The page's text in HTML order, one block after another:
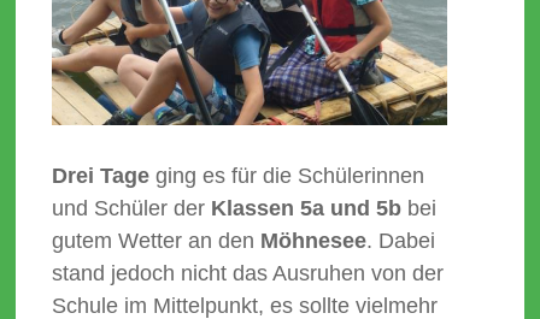
Drei Tageging es für die Schülerinnen
und Schüler der Klassen 5a und 5bbei
gutem Wetter an den Möhnesee. Dabei
stand jedoch nicht das Ausruhen von der
Schule im Mittelpunkt, es sollte vielmehr